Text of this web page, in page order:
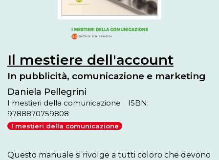
Il mestiere dell'account
In pubblicità, comunicazione e marketing
Daniela Pellegrini
I mestieri della comunicazione
ISBN:
9788870759808
I mestieri della comunicazione
Questo manuale si rivolge a tutti coloro che devono